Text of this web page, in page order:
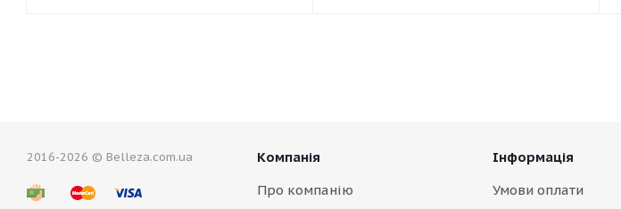
2016-2026 © Belleza.com.ua
Компанія
Про компанію
Інформація
Умови оплати